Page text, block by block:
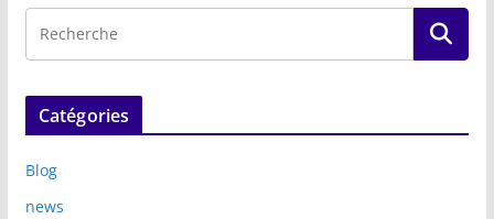
Catégories
Blog
news